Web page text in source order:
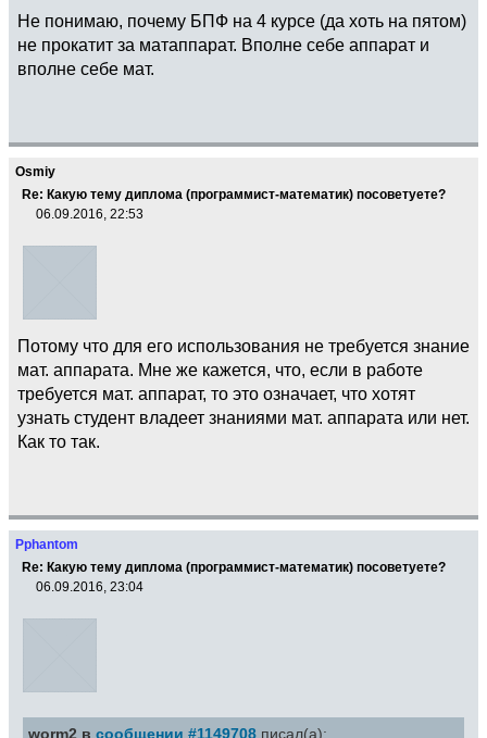
Не понимаю, почему БПФ на 4 курсе (да хоть на пятом)
не прокатит за матаппарат. Вполне себе аппарат и
вполне себе мат.
Osmiy
Re: Какую тему диплома (программист-математик) посоветуете?
06.09.2016, 22:53
Потому что для его использования не требуется знание
мат. аппарата. Мне же кажется, что, если в работе
требуется мат. аппарат, то это означает, что хотят
узнать студент владеет знаниями мат. аппарата или нет.
Как то так.
Pphantom
Re: Какую тему диплома (программист-математик) посоветуете?
06.09.2016, 23:04
worm2 в сообщении #1149708 писал(а):